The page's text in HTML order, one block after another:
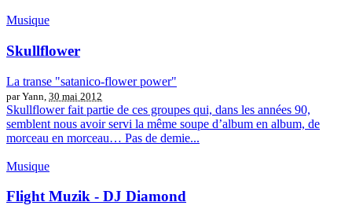
Musique
Skullflower
La transe "satanico-flower power"
par Yann, 30 mai 2012
Skullflower fait partie de ces groupes qui, dans les années 90,
semblent nous avoir servi la même soupe d’album en album, de
morceau en morceau… Pas de demie...
Musique
Flight Muzik - DJ Diamond